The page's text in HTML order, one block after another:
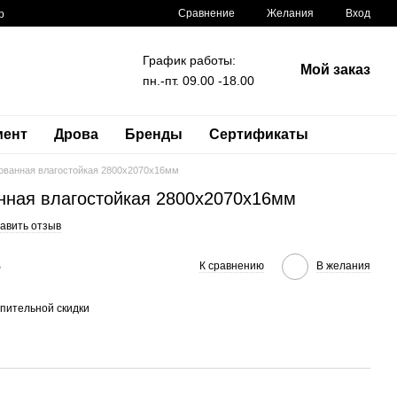
Сравнение Желания Вход
График работы:
пн.-пт. 09.00 -18.00
Мой заказ
Дрова Бренды Сертификаты
влагостойкая 2800x2070x16мм
влагостойкая 2800x2070x16мм
отзыв
К сравнению В желания
скидки